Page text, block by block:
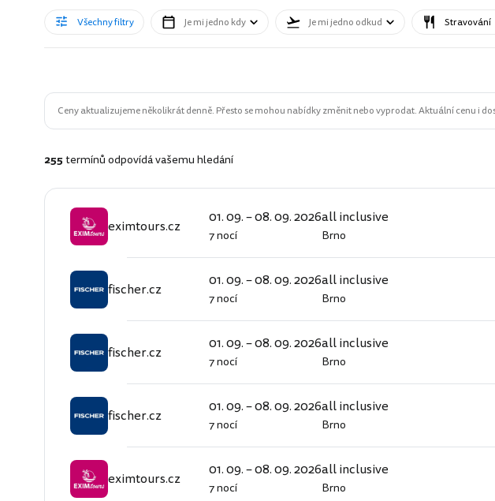
Všechny filtry Je mi jedno kdy Je mi jedno odkud Stravování
Ceny aktualizujeme několikrát denně. Přesto se mohou nabídky změnit nebo vyprodat. Aktuální cenu i
255termínů odpovídá vašemu hledání
eximtours.cz
eximtours.cz 01. 09. – 08. 09. 2026
7 nocí
all inclusive
Brno
fischer.cz 01. 09. – 08. 09. 2026
7 nocí
all inclusive
Brno
fischer.cz 01. 09. – 08. 09. 2026
7 nocí
all inclusive
Brno
fischer.cz 01. 09. – 08. 09. 2026
7 nocí
all inclusive
Brno
eximtours.cz 01. 09. – 08. 09. 2026
7 nocí
all inclusive
Brno